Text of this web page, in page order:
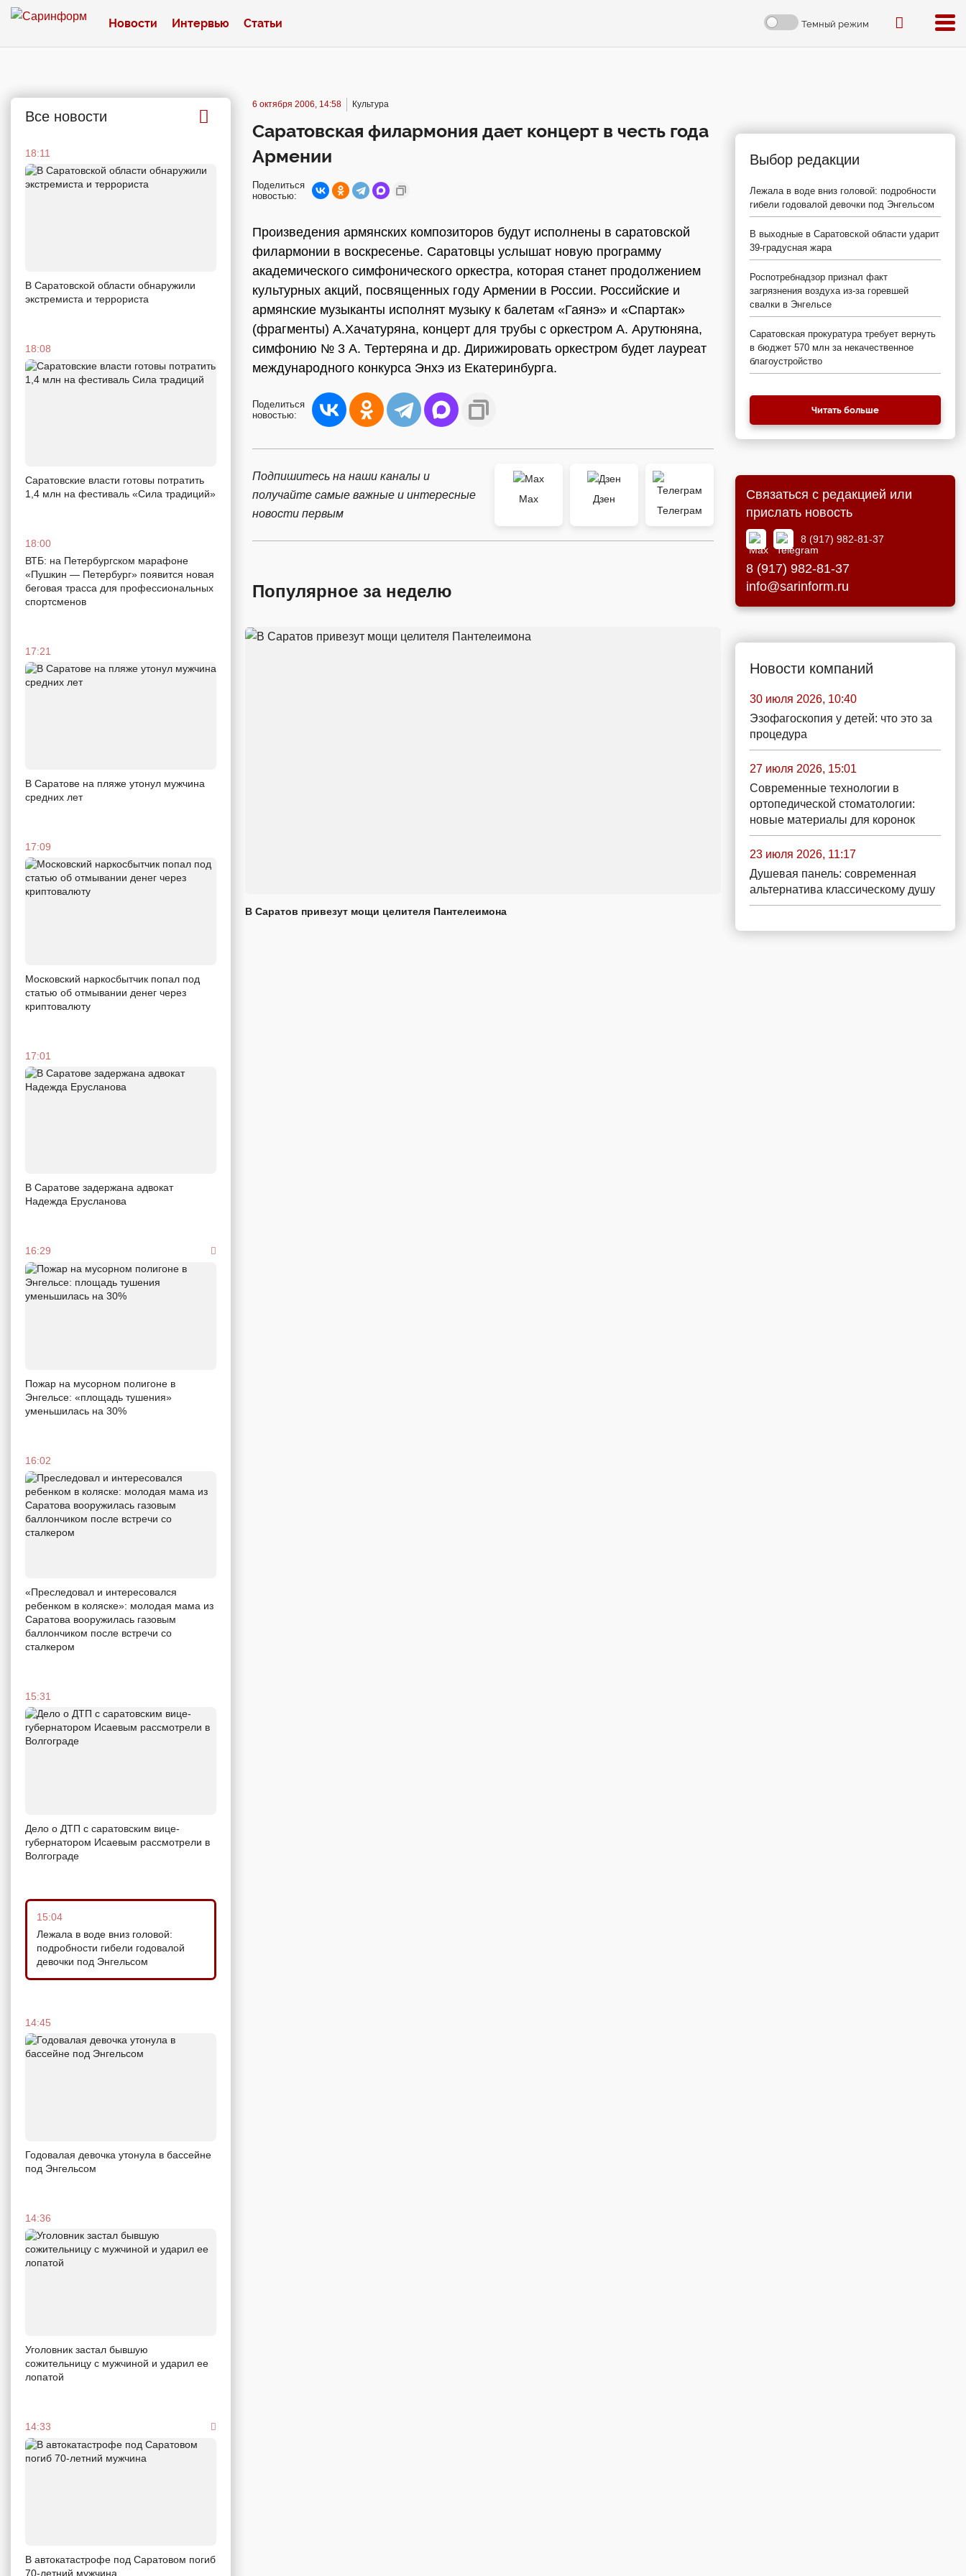
Новости Интервью Статьи Темный режим
Все новости
18:11
В Саратовской области обнаружили
экстремиста и террориста
18:08
Саратовские власти готовы потратить
1,4 млн на фестиваль «Сила традиций»
18:00
ВТБ: на Петербургском марафоне
«Пушкин — Петербург» появится новая
беговая трасса для профессиональных
спортсменов
17:21
В Саратове на пляже утонул мужчина
средних лет
17:09
Московский наркосбытчик попал под
статью об отмывании денег через
криптовалюту
17:01
В Саратове задержана адвокат
Надежда Ерусланова
16:29
Пожар на мусорном полигоне в
Энгельсе: «площадь тушения»
уменьшилась на 30%
16:02
«Преследовал и интересовался
ребенком в коляске»: молодая мама из
Саратова вооружилась газовым
баллончиком после встречи со
сталкером
15:31
Дело о ДТП с саратовским вице-
губернатором Исаевым рассмотрели в
Волгограде
15:04
Лежала в воде вниз головой:
подробности гибели годовалой
девочки под Энгельсом
14:45
Годовалая девочка утонула в бассейне
под Энгельсом
14:36
Уголовник застал бывшую
сожительницу с мужчиной и ударил ее
лопатой
14:33
В автокатастрофе под Саратовом погиб
70-летний мужчина
6 октября 2006, 14:58 Культура
Саратовская филармония дает концерт в честь года
Армении
Поделиться
новостью:
Произведения армянских композиторов будут исполнены в саратовской
филармонии в воскресенье. Саратовцы услышат новую программу
академического симфонического оркестра, которая станет продолжением
культурных акций, посвященных году Армении в России. Российские и
армянские музыканты исполнят музыку к балетам «Гаянэ» и «Спартак»
(фрагменты) А.Хачатуряна, концерт для трубы с оркестром А. Арутюняна,
симфонию № 3 А. Тертеряна и др. Дирижировать оркестром будет лауреат
международного конкурса Энхэ из Екатеринбурга.
Поделиться
новостью:
Подпишитесь на наши каналы и
получайте самые важные и интересные
новости первым
Max
Дзен
Телеграм
Популярное за неделю
В Саратов привезут мощи целителя Пантелеимона
Выбор редакции
Лежала в воде вниз головой: подробности
гибели годовалой девочки под Энгельсом
В выходные в Саратовской области ударит
39-градусная жара
Роспотребнадзор признал факт
загрязнения воздуха из-за горевшей
свалки в Энгельсе
Саратовская прокуратура требует вернуть
в бюджет 570 млн за некачественное
благоустройство
Читать больше
Связаться с редакцией или
прислать новость
8 (917) 982-81-37
8 (917) 982-81-37
info@sarinform.ru
Новости компаний
30 июля 2026, 10:40
Эзофагоскопия у детей: что это за
процедура
27 июля 2026, 15:01
Современные технологии в
ортопедической стоматологии:
новые материалы для коронок
23 июля 2026, 11:17
Душевая панель: современная
альтернатива классическому душу